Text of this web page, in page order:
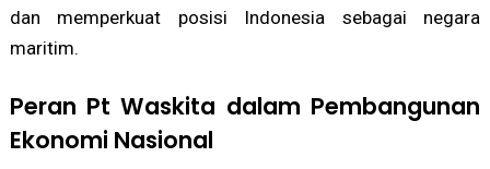
dan memperkuat posisi Indonesia sebagai negara
maritim.
Peran Pt Waskita dalam Pembangunan
Ekonomi Nasional